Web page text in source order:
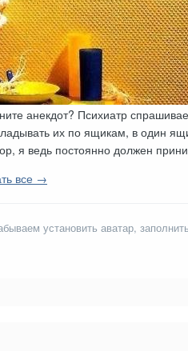
анекдот? Психиатр
их по ящикам, в один
я ведь постоянно должен
все →
установить аватар,